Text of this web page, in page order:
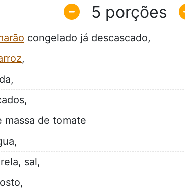
5
congelado já descascado,
,
massa de tomate
sal,